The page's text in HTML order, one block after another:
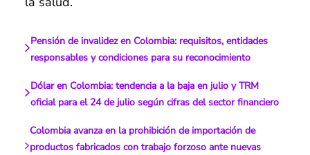
Pensión de invalidez en Colombia: requisitos, entidades
responsables y condiciones para su reconocimiento
Dólar en Colombia: tendencia a la baja en julio y TRM
oficial para el 24 de julio según cifras del sector financiero
Colombia avanza en la prohibición de importación de
productos fabricados con trabajo forzoso ante nuevas